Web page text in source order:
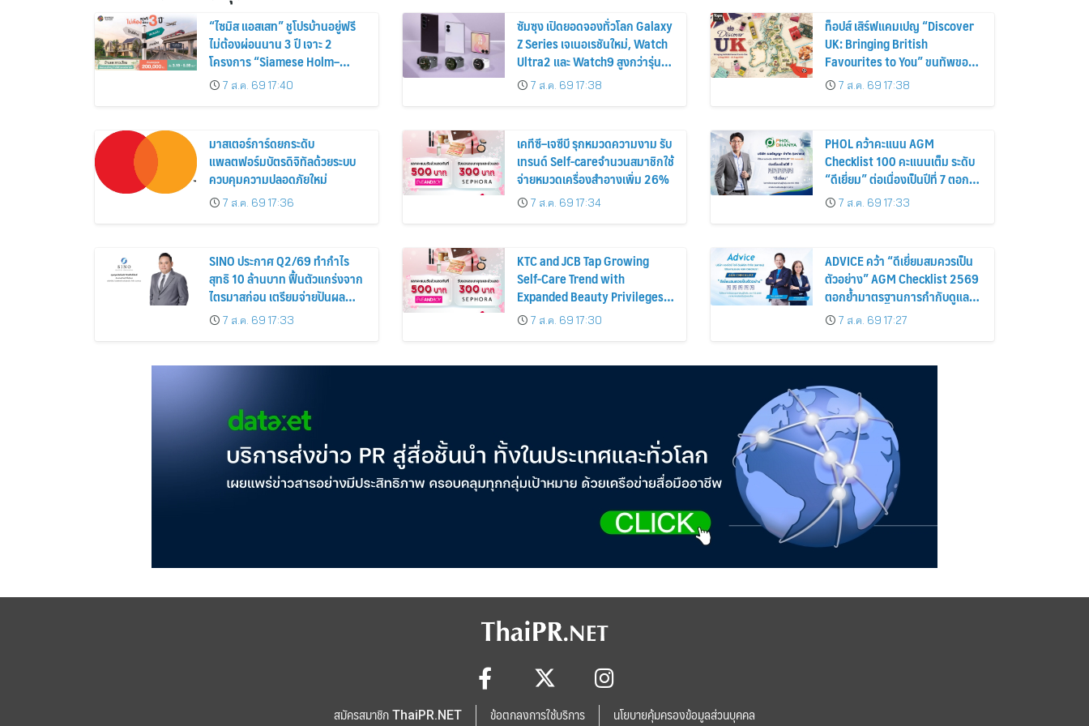
“ไซมิส แอสเสท” ชูโปรบ้านอยู่ฟรี
ไม่ต้องผ่อนนาน 3 ปี เจาะ 2
โครงการ “Siamese Holm–
Siamese Blossom” พร้อม
ส่วนลดและสิทธิพิเศษถึง 31
7 ส.ค. 69 17:40
ซัมซุง เปิดยอดจองทั่วโลก Galaxy
Z Series เจเนอเรชันใหม่, Watch
Ultra2 และ Watch9 สูงกว่ารุ่น
ก่อนหน้ากว่า 30%
7 ส.ค. 69 17:38
ท็อปส์ เสิร์ฟแคมเปญ “Discover
UK: Bringing British
Favourites to You” ขนทัพของ
อร่อยและไอเท็มฮิตจากสหราช
อาณาจักร ส่งตรงถึงมือตั้งแต่วัน
7 ส.ค. 69 17:38
มาสเตอร์การ์ดยกระดับ
แพลตฟอร์มบัตรดิจิทัลด้วยระบบ
ควบคุมความปลอดภัยใหม่
7 ส.ค. 69 17:36
เคทีซี–เจซีบี รุกหมวดความงาม รับ
เทรนด์ Self-careจำนวนสมาชิกใช้
จ่ายหมวดเครื่องสำอางเพิ่ม 26%
7 ส.ค. 69 17:34
PHOL คว้าคะแนน AGM
Checklist 100 คะแนนเต็ม ระดับ
“ดีเยี่ยม” ต่อเนื่องเป็นปีที่ 7 ตอกย้ำ
การดำเนินธุรกิจตามหลักธรรมาภิ
บาล โปร่งใส สร้างความเชื่อมั่นผู้
7 ส.ค. 69 17:33
SINO ประกาศ Q2/69 ทำกำไร
สุทธิ 10 ล้านบาท ฟื้นตัวแกร่งจาก
ไตรมาสก่อน เตรียมจ่ายปันผล
ระหว่างกาล 0.014423 บาทต่อหุ้น
ครึ่งปีหลังมุ่งเติบโตต่อเนื่อง
7 ส.ค. 69 17:33
KTC and JCB Tap Growing
Self-Care Trend with
Expanded Beauty Privileges
Number of KTC JCB
Cardmembers Spending on
7 ส.ค. 69 17:30
ADVICE คว้า “ดีเยี่ยมสมควรเป็น
ตัวอย่าง” AGM Checklist 2569
ตอกย้ำมาตรฐานการกำกับดูแล
กิจการที่ดี
7 ส.ค. 69 17:27
สมัครสมาชิก ThaiPR.NET ข้อตกลงการใช้บริการ นโยบายคุ้มครองข้อมูลส่วนบุคคล